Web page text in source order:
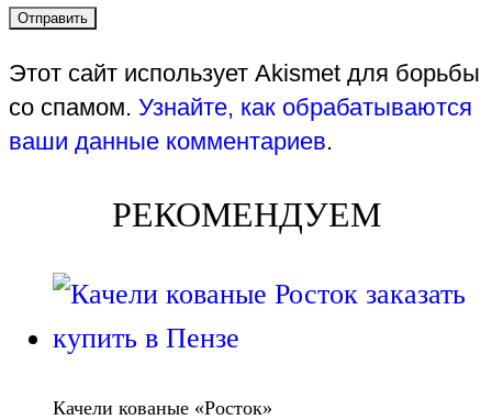
Этот сайт использует Akismet для борьбы
со спамом. Узнайте, как обрабатываются
ваши данные комментариев.
РЕКОМЕНДУЕМ
Качели кованые «Росток»